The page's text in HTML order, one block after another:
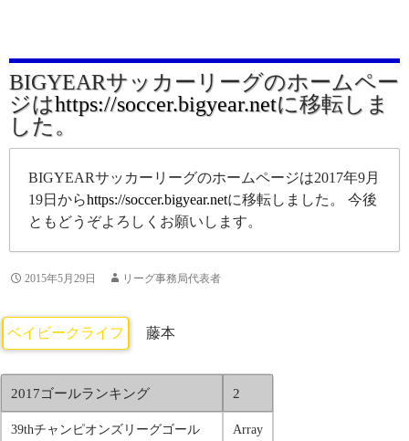
BIGYEARサッカーリーグのホームペー
ジはhttps://soccer.bigyear.netに移転しま
した。
BIGYEARサッカーリーグのホームページは2017年9月
19日からhttps://soccer.bigyear.netに移転しました。 今後
ともどうぞよろしくお願いします。
2015年5月29日 リーグ事務局代表者
ベイビークライフ 藤本
2017ゴールランキング 2
39thチャンピオンズリーグゴール Array